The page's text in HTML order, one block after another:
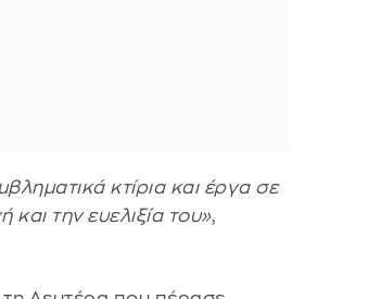
κτίρια και έργα σε
την ευελιξία του»,